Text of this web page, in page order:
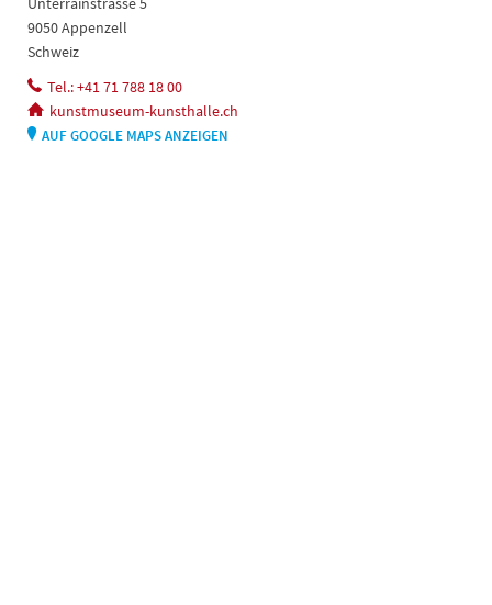
9050 Appenzell
Schweiz
Tel.: +41 71 788 18 00
kunstmuseum-kunsthalle.ch
AUF GOOGLE MAPS ANZEIGEN